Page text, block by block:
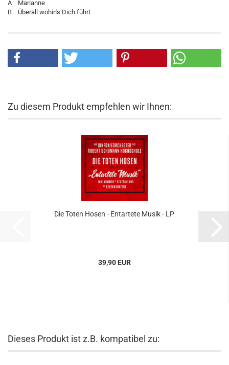
A Marianne
B Überall wohin's Dich führt
Zu diesem Produkt empfehlen wir Ihnen:
Die Toten Hosen - Entartete Musik - LP
39,90 EUR
Dieses Produkt ist z.B. kompatibel zu: